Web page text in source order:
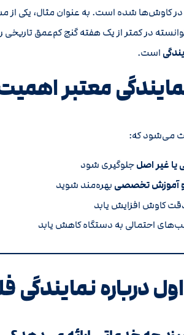
شده است. به عنوان مثال، یکی از
در کمتر از یک هفته گنج کم‌عمق
است.
معتبر
می‌شود که:
یا غیر اصلجلوگیری شود
و آموزش تخصصی بهره‌مند شوید
کاوش افزایش یابد
احتمالی به دستگاه کاهش یابد
درباره نمایندگی